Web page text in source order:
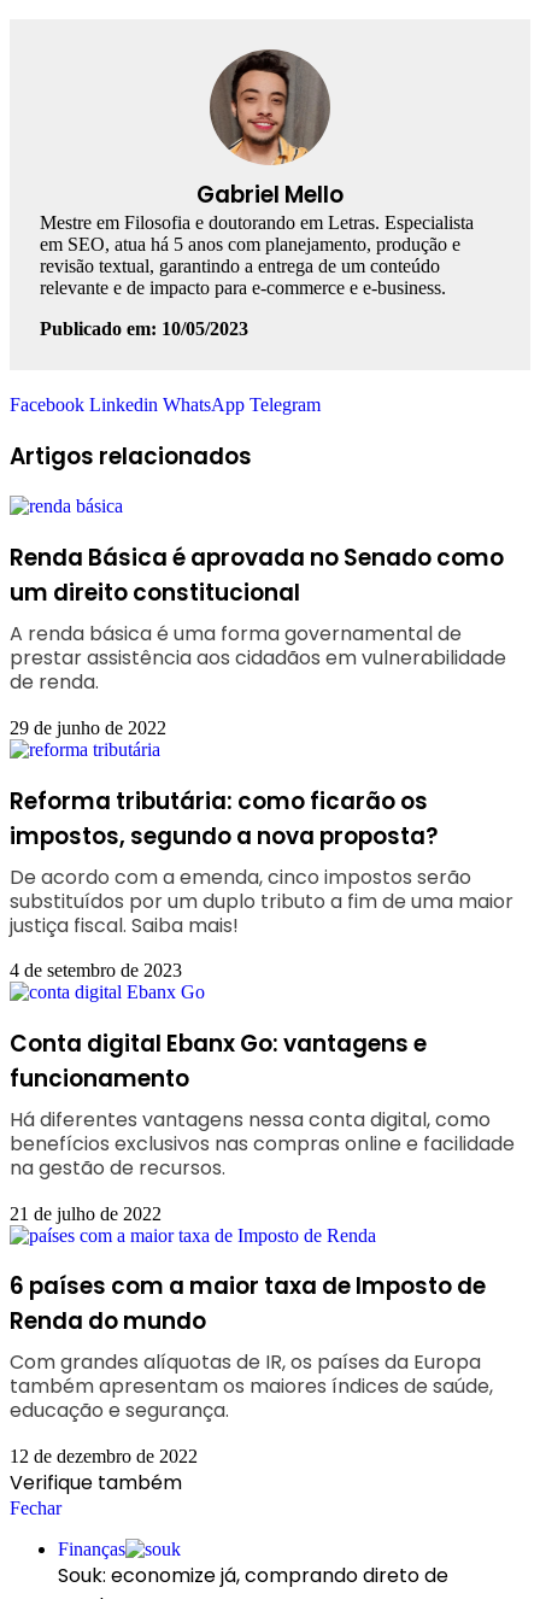
Gabriel Mello
Mestre em Filosofia e doutorando em Letras. Especialista
em SEO, atua há 5 anos com planejamento, produção e
revisão textual, garantindo a entrega de um conteúdo
relevante e de impacto para e-commerce e e-business.
Publicado em: 10/05/2023
Facebook Linkedin WhatsApp Telegram
Artigos relacionados
Renda Básica é aprovada no Senado como
um direito constitucional
A renda básica é uma forma governamental de
prestar assistência aos cidadãos em vulnerabilidade
de renda.
29 de junho de 2022
Reforma tributária: como ficarão os
impostos, segundo a nova proposta?
De acordo com a emenda, cinco impostos serão
substituídos por um duplo tributo a fim de uma maior
justiça fiscal. Saiba mais!
4 de setembro de 2023
Conta digital Ebanx Go: vantagens e
funcionamento
Há diferentes vantagens nessa conta digital, como
benefícios exclusivos nas compras online e facilidade
na gestão de recursos.
21 de julho de 2022
6 países com a maior taxa de Imposto de
Renda do mundo
Com grandes alíquotas de IR, os países da Europa
também apresentam os maiores índices de saúde,
educação e segurança.
12 de dezembro de 2022
Verifique também
Fechar
Finanças
Souk: economize já, comprando direto de